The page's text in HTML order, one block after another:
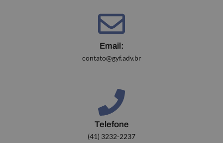
Email:
contato@gyf.adv.br
Telefone
(41) 3232-2237